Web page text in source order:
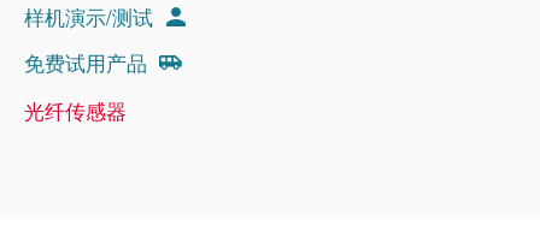
样机演示/测试
免费试用产品
光纤传感器